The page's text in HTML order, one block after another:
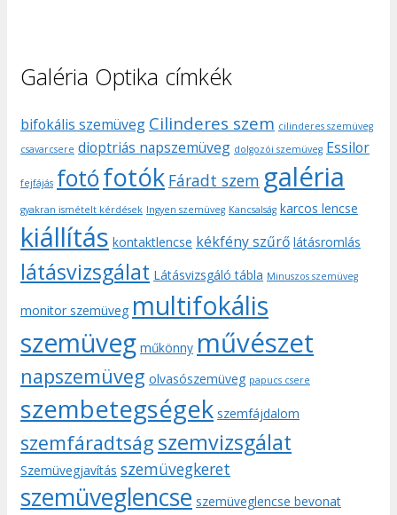
Galéria Optika címkék
bifokális szemüveg Cilinderes szem cilinderes szemüveg
csavarcsere dioptriás napszemüveg dolgozói szemüveg Essilor
fejfájás fotófotók Fáradt szem galéria
gyakran ismételt kérdések Ingyen szemüveg Kancsalság karcos lencse
kiállítás kontaktlencse kékfény szűrő látásromlás
látásvizsgálat Látásvizsgáló tábla Minuszos szemüveg
monitor szemüveg multifokális
szemüveg műkönny művészet
napszemüveg olvasószemüveg papucs csere
szembetegségek szemfájdalom
szemfáradtság szemvizsgálat
Szemüvegjavítás szemüvegkeret
szemüveglencse szemüveglencse bevonat